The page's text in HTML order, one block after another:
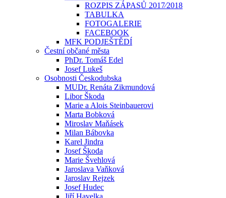
ROZPIS ZÁPASŮ 2017⁄2018
TABULKA
FOTOGALERIE
FACEBOOK
MFK PODJEŠTĚDÍ
Čestní občané města
PhDr. Tomáš Edel
Josef Lukeš
Osobnosti Českodubska
MUDr. Renáta Zikmundová
Libor Škoda
Marie a Alois Steinbauerovi
Marta Bobková
Miroslav Maňásek
Milan Bábovka
Karel Jindra
Josef Škoda
Marie Švehlová
Jaroslava Vaňková
Jaroslav Rejzek
Josef Hudec
Jiří Havelka